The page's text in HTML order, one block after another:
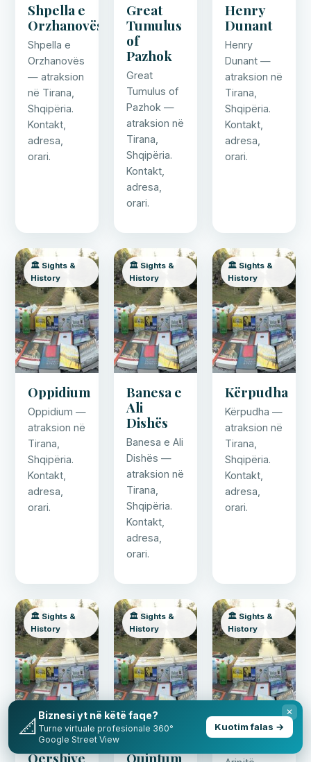
Shpella e
Orzhanovës
Shpella e
Orzhanovës
— atraksion
në Tirana,
Shqipëria.
Kontakt,
adresa,
orari.
Great
Tumulus
of
Pazhok
Great
Tumulus of
Pazhok —
atraksion në
Tirana,
Shqipëria.
Kontakt,
adresa,
orari.
Henry
Dunant
Henry
Dunant —
atraksion në
Tirana,
Shqipëria.
Kontakt,
adresa,
orari.
🏛️ Sights &
History
Oppidium
Oppidium —
atraksion në
Tirana,
Shqipëria.
Kontakt,
adresa,
orari.
🏛️ Sights &
History
Banesa e
Ali
Dishës
Banesa e Ali
Dishës —
atraksion në
Tirana,
Shqipëria.
Kontakt,
adresa,
orari.
🏛️ Sights &
History
Kërpudha
Kërpudha —
atraksion në
Tirana,
Shqipëria.
Kontakt,
adresa,
orari.
🏛️ Sights &
History
Shtegu i
Qershive
🏛️ Sights &
History
Quintum
🏛️ Sights &
History
Arinjtë
✕
📐 Biznesi yt në këtë faqe?
Turne virtuale profesionale 360°
Google Street View
Kuotim falas →